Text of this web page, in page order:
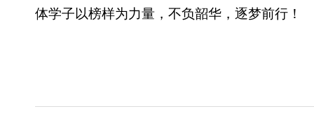
体学子以榜样为力量，不负韶华，逐梦前行！